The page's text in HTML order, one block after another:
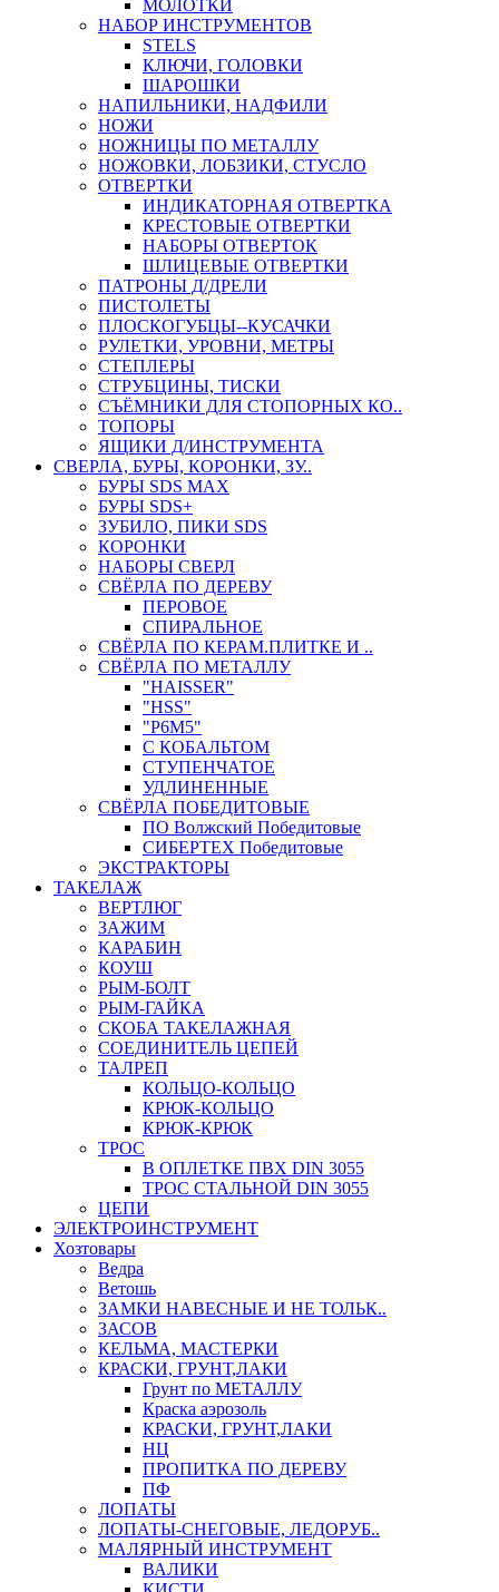
МОЛОТКИ
НАБОР ИНСТРУМЕНТОВ
STELS
КЛЮЧИ, ГОЛОВКИ
ШАРОШКИ
НАПИЛЬНИКИ, НАДФИЛИ
НОЖИ
НОЖНИЦЫ ПО МЕТАЛЛУ
НОЖОВКИ, ЛОБЗИКИ, СТУСЛО
ОТВЕРТКИ
ИНДИКАТОРНАЯ ОТВЕРТКА
КРЕСТОВЫЕ ОТВЕРТКИ
НАБОРЫ ОТВЕРТОК
ШЛИЦЕВЫЕ ОТВЕРТКИ
ПАТРОНЫ Д/ДРЕЛИ
ПИСТОЛЕТЫ
ПЛОСКОГУБЦЫ--КУСАЧКИ
РУЛЕТКИ, УРОВНИ, МЕТРЫ
СТЕПЛЕРЫ
СТРУБЦИНЫ, ТИСКИ
СЪЁМНИКИ ДЛЯ СТОПОРНЫХ КО..
ТОПОРЫ
ЯЩИКИ Д/ИНСТРУМЕНТА
СВЕРЛА, БУРЫ, КОРОНКИ, ЗУ..
БУРЫ SDS MAX
БУРЫ SDS+
ЗУБИЛО, ПИКИ SDS
КОРОНКИ
НАБОРЫ СВЕРЛ
СВЁРЛА ПО ДЕРЕВУ
ПЕРОВОЕ
СПИРАЛЬНОЕ
СВЁРЛА ПО КЕРАМ.ПЛИТКЕ И ..
СВЁРЛА ПО МЕТАЛЛУ
"HAISSER"
"HSS"
"Р6М5"
С КОБАЛЬТОМ
СТУПЕНЧАТОЕ
УДЛИНЕННЫЕ
СВЁРЛА ПОБЕДИТОВЫЕ
ПО Волжский Победитовые
СИБЕРТЕХ Победитовые
ЭКСТРАКТОРЫ
ТАКЕЛАЖ
ВЕРТЛЮГ
ЗАЖИМ
КАРАБИН
КОУШ
РЫМ-БОЛТ
РЫМ-ГАЙКА
СКОБА ТАКЕЛАЖНАЯ
СОЕДИНИТЕЛЬ ЦЕПЕЙ
ТАЛРЕП
КОЛЬЦО-КОЛЬЦО
КРЮК-КОЛЬЦО
КРЮК-КРЮК
ТРОС
В ОПЛЕТКЕ ПВХ DIN 3055
ТРОС СТАЛЬНОЙ DIN 3055
ЦЕПИ
ЭЛЕКТРОИНСТРУМЕНТ
Хозтовары
Ведра
Ветошь
ЗАМКИ НАВЕСНЫЕ И НЕ ТОЛЬК..
ЗАСОВ
КЕЛЬМА, МАСТЕРКИ
КРАСКИ, ГРУНТ,ЛАКИ
Грунт по МЕТАЛЛУ
Краска аэрозоль
КРАСКИ, ГРУНТ,ЛАКИ
НЦ
ПРОПИТКА ПО ДЕРЕВУ
ПФ
ЛОПАТЫ
ЛОПАТЫ-СНЕГОВЫЕ, ЛЕДОРУБ..
МАЛЯРНЫЙ ИНСТРУМЕНТ
ВАЛИКИ